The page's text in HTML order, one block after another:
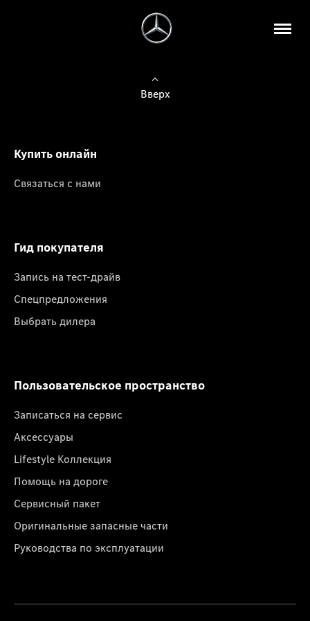
Вверх
Купить онлайн
Связаться с нами
Гид покупателя
Запись на тест-драйв
Спецпредложения
Выбрать дилера
Пользовательское пространство
Записаться на сервис
Аксессуары
Lifestyle Коллекция
Помощь на дороге
Сервисный пакет
Оригинальные запасные части
Руководства по эксплуатации